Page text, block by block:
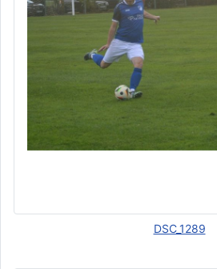
DSC_1289